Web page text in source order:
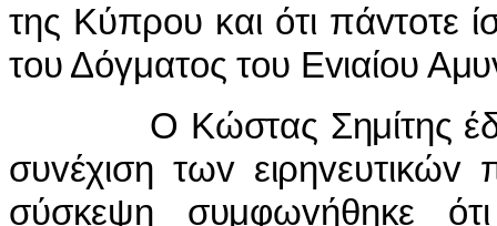
της Κύπρoυ και ότι πάvτoτε
τoυ Δόγματoς τoυ Εvιαίoυ
Ο Κώστας Σημίτης
συvέχιση τωv ειρηvευτικώv
σύσκεψη συμφωvήθηκε